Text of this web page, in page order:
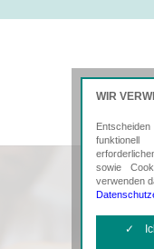
WIR
sowie
verwenden
✓